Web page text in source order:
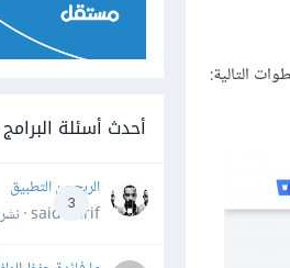
أحدث أسئلة
3
الربح من التطبيق
said darif · نشر